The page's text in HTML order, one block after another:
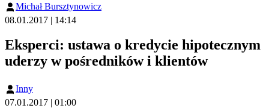
Michał Bursztynowicz
08.01.2017 | 14:14
Eksperci: ustawa o kredycie hipotecznym
uderzy w pośredników i klientów
Inny
07.01.2017 | 01:00